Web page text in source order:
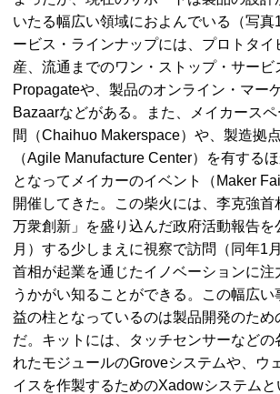
いたる幅広い領域におよんでいる（写真
ービス・ラインナップには、プロトタイ
産、流通までのワン・ストップ・サービ
Propagateや、製品のオンライン・マー
Bazaarなどがある。また、メイカース
間（Chaihuo Makerspace）や、製造拠
（Agile Manufacture Center）を有する
となってメイカーのイベント（ Maker
開催してきた。この柴火には、李克強首
万衆創新」を盛り込んだ政府活動報告を
月）する少しまえに視察で訪問（同年1
首相が起業を通じたイノベーションに注
うかがい知ることができる。この幅広い
益の柱となっているのは製品開発のため
だ。キットには、タッチセンサーなどの
れたモジュールのGroveシステムや、ウ
イスを作製するためのXadowシステム